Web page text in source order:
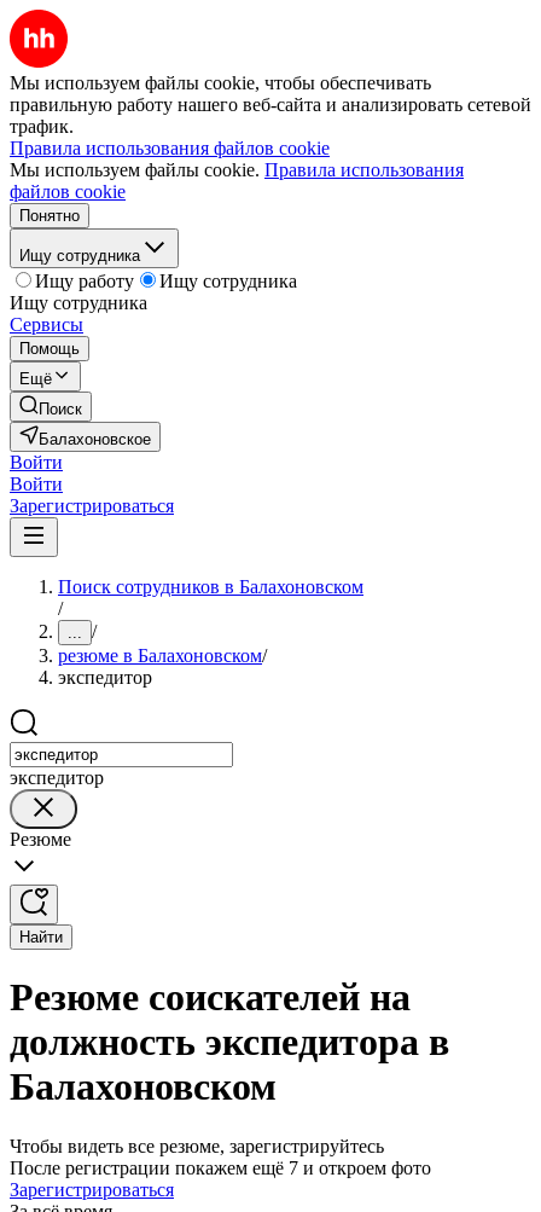
Мы используем файлы cookie, чтобы обеспечивать
правильную работу нашего веб-сайта и анализировать сетевой
трафик.
Правила использования файлов cookie
Мы используем файлы cookie. Правила использования
файлов cookie
Понятно
Ищу сотрудника
Ищу работу
Ищу сотрудника
Ищу сотрудника
Сервисы
Помощь
Ещё
Поиск
Балахоновское
Войти
Войти
Зарегистрироваться
Поиск сотрудников в Балахоновском
/
... /
резюме в Балахоновском/
экспедитор
экспедитор
Резюме
Найти
Резюме соискателей на
должность экспедитора в
Балахоновском
Чтобы видеть все резюме, зарегистрируйтесь
После регистрации покажем ещё 7 и откроем фото
Зарегистрироваться